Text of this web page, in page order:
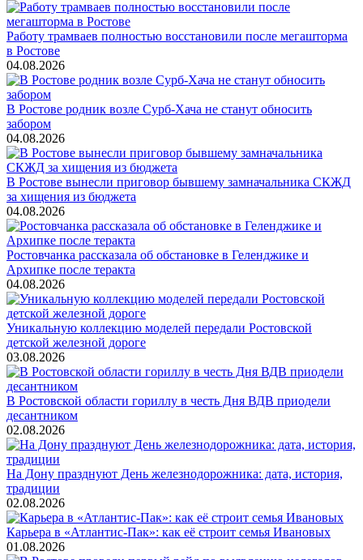
Работу трамваев полностью восстановили после мегашторма
в Ростове
04.08.2026
В Ростове родник возле Сурб-Хача не станут обносить
забором
04.08.2026
В Ростове вынесли приговор бывшему замначальника СКЖД
за хищения из бюджета
04.08.2026
Ростовчанка рассказала об обстановке в Геленджике и
Архипке после теракта
04.08.2026
Уникальную коллекцию моделей передали Ростовской
детской железной дороге
03.08.2026
В Ростовской области гориллу в честь Дня ВДВ приодели
десантником
02.08.2026
На Дону празднуют День железнодорожника: дата, история,
традиции
02.08.2026
Карьера в «Атлантис-Пак»: как её строит семья Ивановых
01.08.2026